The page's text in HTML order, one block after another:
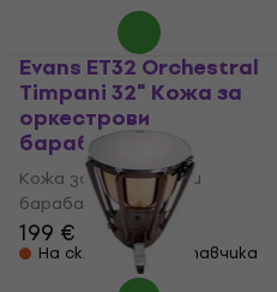
Evans ET32 Orchestral
Timpani 32" Кожа за
оркестрови
барабани
Кожа за оркестрови
барабани
199 €
На склад при доставчика